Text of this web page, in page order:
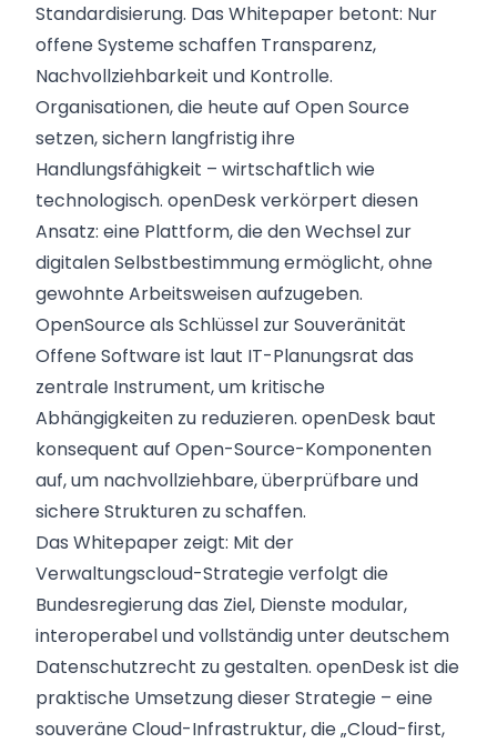
Standardisierung. Das Whitepaper betont: Nur
offene Systeme schaffen Transparenz,
Nachvollziehbarkeit und Kontrolle.
Organisationen, die heute auf Open Source
setzen, sichern langfristig ihre
Handlungsfähigkeit – wirtschaftlich wie
technologisch. openDesk verkörpert diesen
Ansatz: eine Plattform, die den Wechsel zur
digitalen Selbstbestimmung ermöglicht, ohne
gewohnte Arbeitsweisen aufzugeben.
OpenSource als Schlüssel zur Souveränität
Offene Software ist laut IT-Planungsrat das
zentrale Instrument, um kritische
Abhängigkeiten zu reduzieren. openDesk baut
konsequent auf Open-Source-Komponenten
auf, um nachvollziehbare, überprüfbare und
sichere Strukturen zu schaffen.
Das Whitepaper zeigt: Mit der
Verwaltungscloud-Strategie verfolgt die
Bundesregierung das Ziel, Dienste modular,
interoperabel und vollständig unter deutschem
Datenschutzrecht zu gestalten. openDesk ist die
praktische Umsetzung dieser Strategie – eine
souveräne Cloud-Infrastruktur, die „Cloud-first,